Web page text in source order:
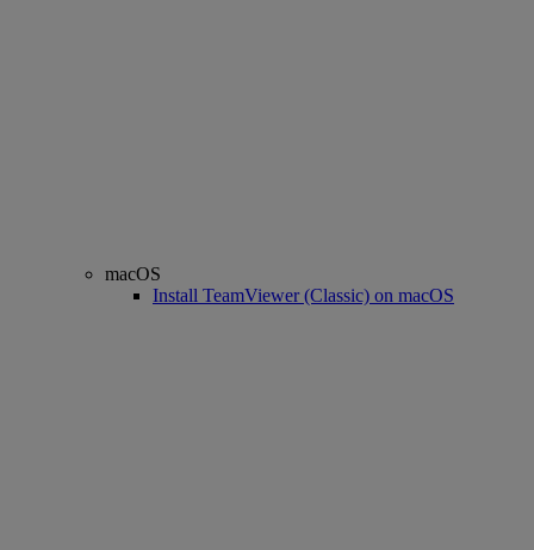
macOS
Install TeamViewer (Classic) on macOS